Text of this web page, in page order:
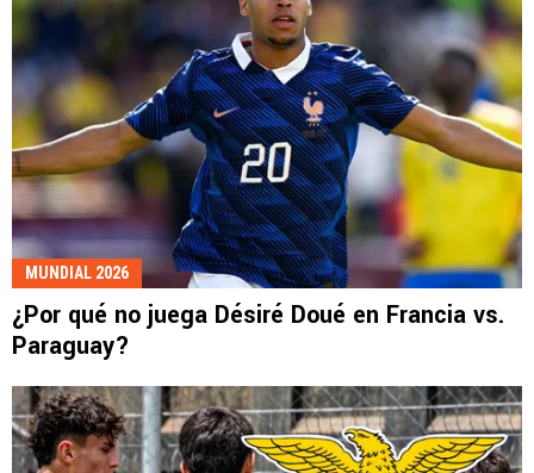
MUNDIAL 2026
¿Por qué no juega Désiré Doué en Francia vs.
Paraguay?